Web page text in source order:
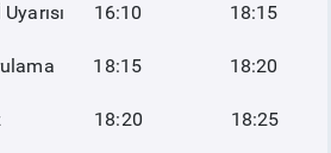
Uyarısı 16:10 18:15
18:15 18:20
İtiraz 18:20 18:25